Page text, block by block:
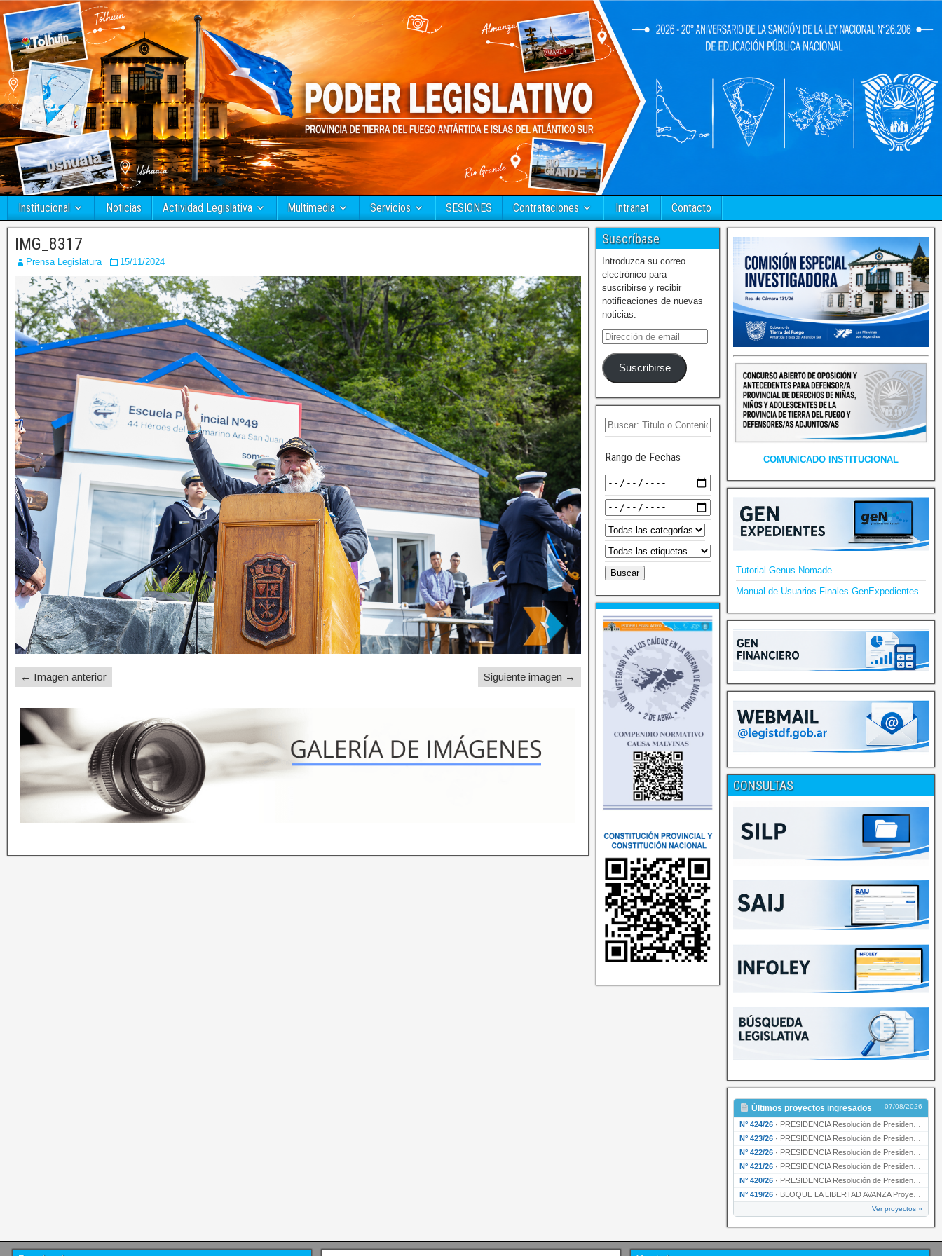
Institucional Noticias Actividad Legislativa Multimedia Servicios SESIONES Contrataciones Intranet Contacto
IMG_8317
Prensa Legislatura 15/11/2024
← Imagen anterior Siguiente imagen →
Suscríbase
Introduzca su correo
electrónico para
suscribirse y recibir
notificaciones de nuevas
noticias.
Suscribirse
Rango de Fechas COMUNICADO INSTITUCIONAL
Tutorial Genus Nomade
Manual de Usuarios Finales GenExpedientes
CONSULTAS
Últimos proyectos ingresados 07/08/2026
N° 424/26 · PRESIDENCIA Resolución de Presidencia Nº 210/26 declarando de interés provincial el proyec…
N° 423/26 · PRESIDENCIA Resolución de Presidencia Nº 209/26 declarando de interés provincial la presen…
N° 422/26 · PRESIDENCIA Resolución de Presidencia N° 200/26 para su ratificación.
N° 421/26 · PRESIDENCIA Resolución de Presidencia N° 199/26 para su ratificación.
N° 420/26 · PRESIDENCIA Resolución de Presidencia N° 198/26 para su ratificación.
N° 419/26 · BLOQUE LA LIBERTAD AVANZA Proyecto de Ley declarando la esencialidad del servicio educativ…
Ver proyectos »